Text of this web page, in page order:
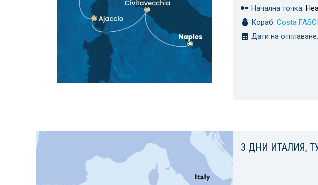
Начална точка:
Кораб: Costa
Дати на отплаване:
3 ДНИ ИТАЛИЯ,